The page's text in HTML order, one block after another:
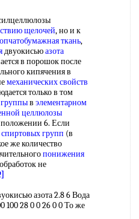
щелочей, но и к
ткань,
двуокисьюазота
в порошок после
кипячения в
механических свойств
только в том
в элементарном
целлюлозы
положении 6. Если
групп (в
же количество
понижения
не
азота 2.8 6 Вода
100 28 0 0 26 0 0 То же